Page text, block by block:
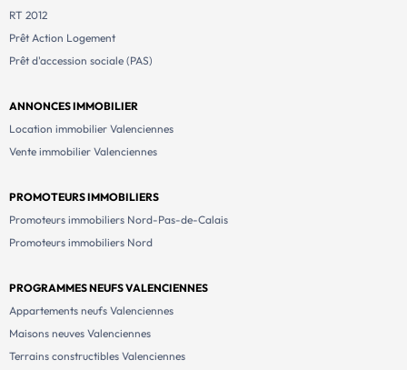
RT 2012
Prêt Action Logement
Prêt d'accession sociale (PAS)
ANNONCES IMMOBILIER
Location immobilier Valenciennes
Vente immobilier Valenciennes
PROMOTEURS IMMOBILIERS
Promoteurs immobiliers Nord-Pas-de-Calais
Promoteurs immobiliers Nord
PROGRAMMES NEUFS VALENCIENNES
Appartements neufs Valenciennes
Maisons neuves Valenciennes
Terrains constructibles Valenciennes